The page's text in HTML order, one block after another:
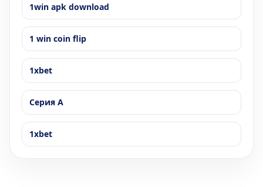
1win apk download
1 win coin flip
1xbet
Серия А
1xbet